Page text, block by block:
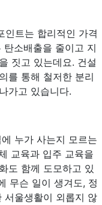
인트는 합리적인 가격
소배출을 줄이고 지
짓고 있는데요. 건설
를 통해 철저한 분리
가고 있습니다.
누가 사는지 모르는
교육과 입주 교육을
도 함께 도모하고 있
무슨 일이 생겨도, 정
서울생활이 외롭지 않